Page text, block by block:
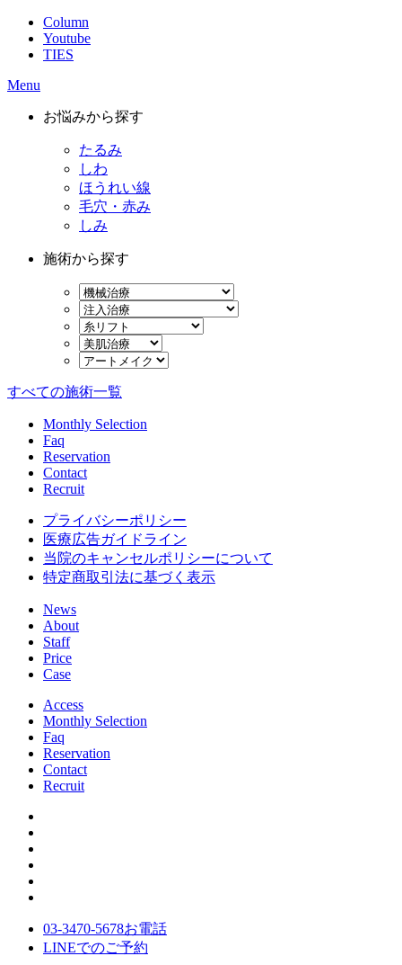
Column
Youtube
TIES
Menu
お悩みから探す
たるみ
しわ
ほうれい線
毛穴・赤み
しみ
施術から探す
すべての施術一覧
Monthly Selection
Faq
Reservation
Contact
Recruit
プライバシーポリシー
医療広告ガイドライン
当院のキャンセルポリシーについて
特定商取引法に基づく表示
News
About
Staff
Price
Case
Access
Monthly Selection
Faq
Reservation
Contact
Recruit
03-3470-5678お電話
LINEでのご予約